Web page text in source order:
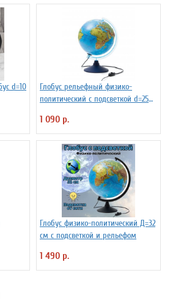
d=10
Глобус рельефный физико-
политический с подсветкой d=25
1 090 р.
Глобус физико-политический Д=32
см с подсветкой и рельефом
1 490 р.